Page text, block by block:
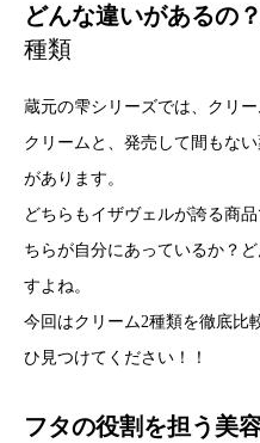
どんな違いがあるの
種類
蔵元の雫シリーズでは、クリ
クリームと、発売して間もな
があります。
どちらもイザヴェルが誇る商
ちらが自分にあっているか？
すよね。
今回はクリーム2種類を徹底比
ひ見つけてください！！
フタの役割を担う美